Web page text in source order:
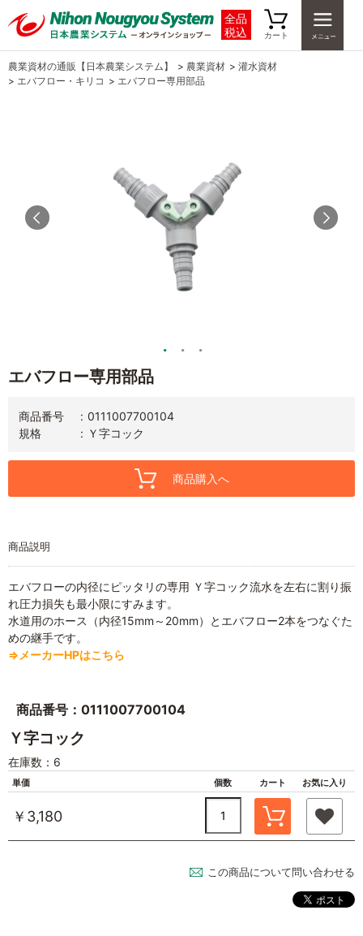
全品
税込
カート
農業資材の通販【日本農業システム】 > 農業資材 > 灌水資材
> エバフロー・キリコ > エバフロー専用部品
エバフロー専用部品
商品番号
0111007700104
規格
Ｙ字コック
商品購入へ
商品説明
エバフローの内径にピッタリの専用 Ｙ字コック流水を左右に割り振
れ圧力損失も最小限にすみます。
水道用のホース（内径15mm～20mm）とエバフロー2本をつなぐた
めの継手です。
⇒メーカーHPはこちら
商品番号：0111007700104
Ｙ字コック
在庫数：6
単価 個数 カート お気に入り
￥3,180
この商品について問い合わせる